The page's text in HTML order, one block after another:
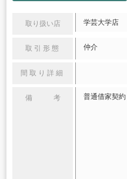
取り扱い店 学芸大学店
取引形態 仲介
間取り詳細
備 考 普通借家契